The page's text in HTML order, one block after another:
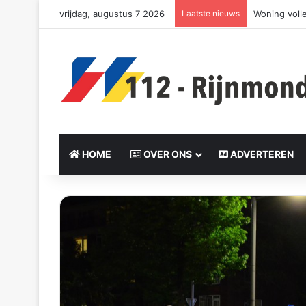
vrijdag, augustus 7 2026 Laatste nieuws Zeer grote
HOME OVER ONS ADVERTEREN